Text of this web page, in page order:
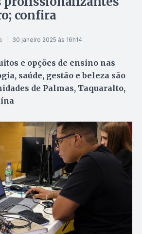
confira
30 janeiro 2025 às 16h14
e opções de ensino nas
saúde, gestão e beleza são
de Palmas, Taquaralto,